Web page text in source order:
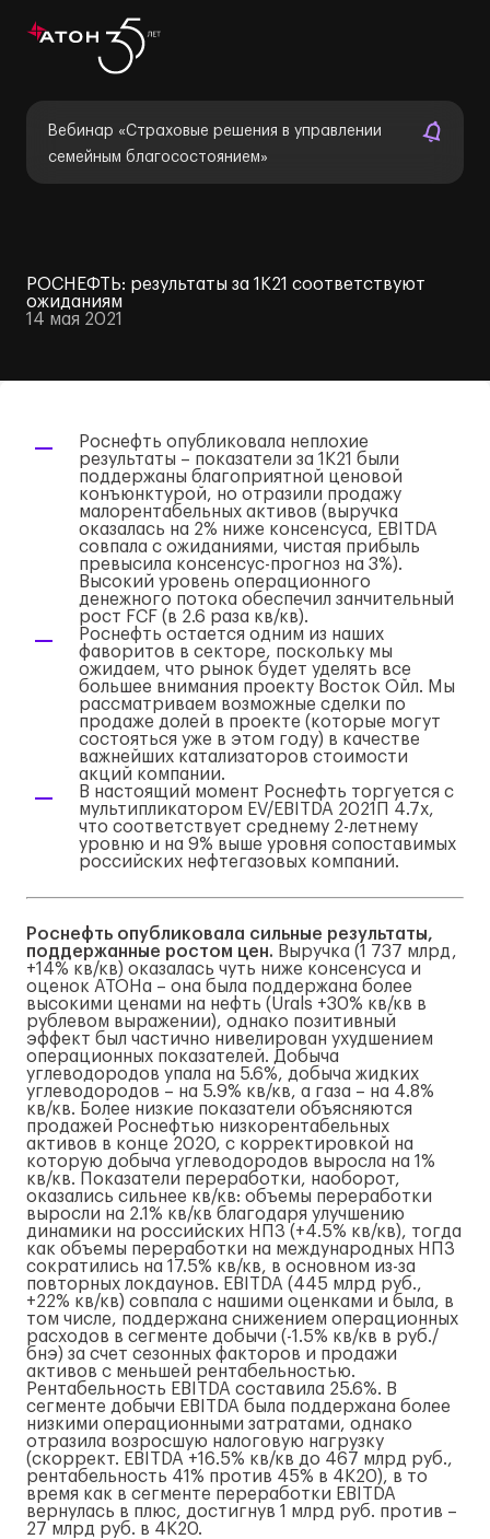
Вебинар «Страховые решения в управлении
семейным благосостоянием»
РОСНЕФТЬ: результаты за 1К21 соответствуют
ожиданиям
14 мая 2021
Роснефть опубликовала неплохие
результаты – показатели за 1К21 были
поддержаны благоприятной ценовой
конъюнктурой, но отразили продажу
малорентабельных активов (выручка
оказалась на 2% ниже консенсуса, EBITDA
совпала с ожиданиями, чистая прибыль
превысила консенсус-прогноз на 3%).
Высокий уровень операционного
денежного потока обеспечил занчительный
рост FCF (в 2.6 раза кв/кв).
Роснефть остается одним из наших
фаворитов в секторе, поскольку мы
ожидаем, что рынок будет уделять все
большее внимания проекту Восток Ойл. Мы
рассматриваем возможные сделки по
продаже долей в проекте (которые могут
состояться уже в этом году) в качестве
важнейших катализаторов стоимости
акций компании.
В настоящий момент Роснефть торгуется с
мультипликатором EV/EBITDA 2021П 4.7x,
что соответствует среднему 2-летнему
уровню и на 9% выше уровня сопоставимых
российских нефтегазовых компаний.
Роснефть опубликовала сильные результаты,
поддержанные ростом цен. Выручка (1 737 млрд,
+14% кв/кв) оказалась чуть ниже консенсуса и
оценок АТОНа – она была поддержана более
высокими ценами на нефть (Urals +30% кв/кв в
рублевом выражении), однако позитивный
эффект был частично нивелирован ухудшением
операционных показателей. Добыча
углеводородов упала на 5.6%, добыча жидких
углеводородов – на 5.9% кв/кв, а газа – на 4.8%
кв/кв. Более низкие показатели объясняются
продажей Роснефтью низкорентабельных
активов в конце 2020, с корректировкой на
которую добыча углеводородов выросла на 1%
кв/кв. Показатели переработки, наоборот,
оказались сильнее кв/кв: объемы переработки
выросли на 2.1% кв/кв благодаря улучшению
динамики на российских НПЗ (+4.5% кв/кв), тогда
как объемы переработки на международных НПЗ
сократились на 17.5% кв/кв, в основном из-за
повторных локдаунов. EBITDA (445 млрд руб.,
+22% кв/кв) совпала с нашими оценками и была, в
том числе, поддержана снижением операционных
расходов в сегменте добычи (-1.5% кв/кв в руб./
бнэ) за счет сезонных факторов и продажи
активов с меньшей рентабельностью.
Рентабельность EBITDA составила 25.6%. В
сегменте добычи EBITDA была поддержана более
низкими операционными затратами, однако
отразила возросшую налоговую нагрузку
(скоррект. EBITDA +16.5% кв/кв до 467 млрд руб.,
рентабельность 41% против 45% в 4К20), в то
время как в сегменте переработки EBITDA
вернулась в плюс, достигнув 1 млрд руб. против –
27 млрд руб. в 4К20.